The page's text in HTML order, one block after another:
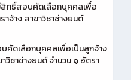
สิทธิ์สอบคัดเลือกบุคคลเพื่อ
จ้าง สาขาวิชาช่างยนต์
คัดเลือกบุคคลเพื่อเป็นลูกจ้าง
วิชาช่างยนด์ จำนวน ๑ อัตรา